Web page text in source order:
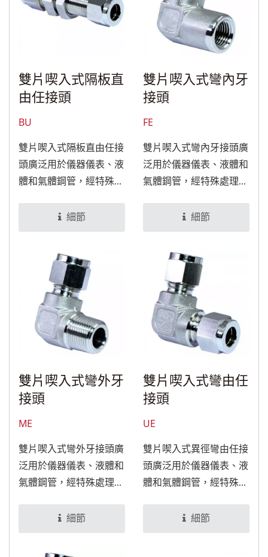
雙片喫入式隔板直
由任接頭
BU
雙片喫入式隔板直由任接
頭廣泛用於儀器儀表、液
體和氣體鋼管，經特殊處
細節
雙片喫入式彎內牙
接頭
FE
雙片喫入式彎內牙接頭廣
泛用於儀器儀表、液體和
氣體鋼管，經特殊處理
細節
雙片喫入式彎外牙
接頭
ME
雙片喫入式彎外牙接頭廣
泛用於儀器儀表、液體和
氣體鋼管，經特殊處理
細節
雙片喫入式彎由任
接頭
UE
雙片喫入式異徑彎由任接
頭廣泛用於儀器儀表、液
體和氣體鋼管，經特殊處
細節